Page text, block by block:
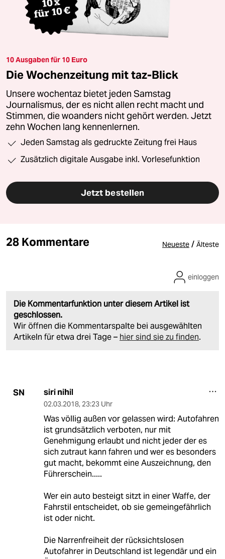
10 Ausgaben für 10 Euro
Die Wochenzeitung mit taz-Blick
Unsere wochentaz bietet jeden Samstag
Journalismus, der es nicht allen recht macht und
Stimmen, die woanders nicht gehört werden. Jetzt
zehn Wochen lang kennenlernen.
Jeden Samstag als gedruckte Zeitung frei Haus
Zusätzlich digitale Ausgabe inkl. Vorlesefunktion
Jetzt bestellen
28 Kommentare Neueste / Älteste
Die Kommentarfunktion unter diesem Artikel ist
geschlossen.
Wir öffnen die Kommentarspalte bei ausgewählten
Artikeln für etwa drei Tage – hier sind sie zu finden.
einloggen
SN siri nihil
02.03.2018, 23:23 Uhr
Was völlig außen vor gelassen wird: Autofahren
ist grundsätzlich verboten, nur mit
Genehmigung erlaubt und nicht jeder der es
sich zutraut kann fahren und wer es besonders
gut macht, bekommt eine Auszeichnung, den
Führerschein.....
Wer ein auto besteigt sitzt in einer Waffe, der
Fahrstil entscheidet, ob sie gemeingefährlich
ist oder nicht.
Die Narrenfreiheit der rücksichtslosen
Autofahrer in Deutschland ist legendär und ein